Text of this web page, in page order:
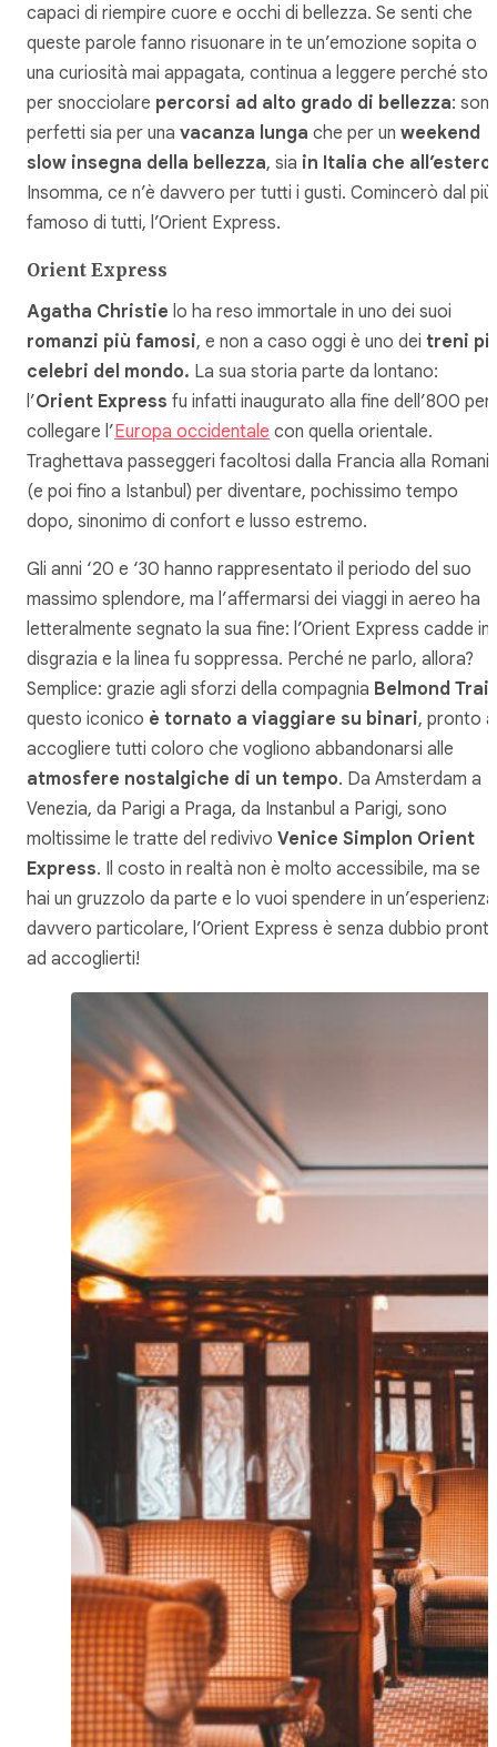
capaci di riempire cuore e occhi di bellezza. Se senti che
queste parole fanno risuonare in te un’emozione sopita o
una curiosità mai appagata, continua a leggere perché sto
per snocciolare percorsi ad alto grado di bellezza:
perfetti sia per una vacanza lunga che per un weekend
slow insegna della bellezza, sia in Italia che all’estero
Insomma, ce n’è davvero per tutti i gusti. Comincerò dal più
famoso di tutti, l’Orient Express.
Orient Express
Agatha Christie lo ha reso immortale in uno dei suoi
romanzi più famosi, e non a caso oggi è uno dei treni
celebri del mondo. La sua storia parte da lontano:
l’Orient Express fu infatti inaugurato alla fine dell’800 per
collegare l’Europa occidentale con quella orientale.
Traghettava passeggeri facoltosi dalla Francia alla
(e poi fino a Istanbul) per diventare, pochissimo tempo
dopo, sinonimo di confort e lusso estremo.
Gli anni ‘20 e ‘30 hanno rappresentato il periodo del suo
massimo splendore, ma l’affermarsi dei viaggi in aereo ha
letteralmente segnato la sua fine: l’Orient Express cadde in
disgrazia e la linea fu soppressa. Perché ne parlo, allora?
Semplice: grazie agli sforzi della compagnia Belmond
questo iconico è tornato a viaggiare su binari, pronto
accogliere tutti coloro che vogliono abbandonarsi alle
atmosfere nostalgiche di un tempo. Da Amsterdam a
Venezia, da Parigi a Praga, da Instanbul a Parigi, sono
moltissime le tratte del redivivo Venice Simplon Orient
Express. Il costo in realtà non è molto accessibile, ma se
hai un gruzzolo da parte e lo vuoi spendere in un’esperienza
davvero particolare, l’Orient Express è senza dubbio
ad accoglierti!